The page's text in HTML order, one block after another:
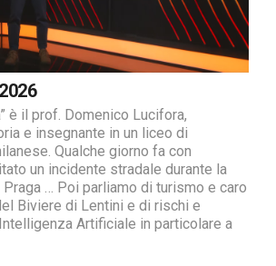
è il prof. Domenico Lucifora,
e insegnante in un liceo di
Qualche giorno fa con
un incidente stradale durante la
… Poi parliamo di turismo e caro
Biviere di Lentini e di rischi e
Artificiale in particolare a